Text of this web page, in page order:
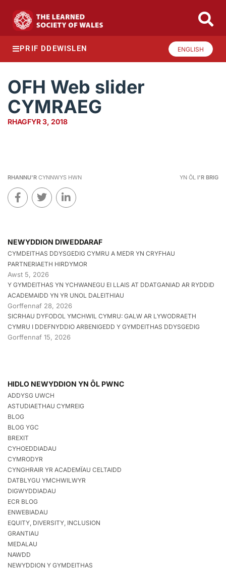
PRIF DDEWISLEN ENGLISH
OFH Web slider
CYMRAEG
RHAGFYR 3, 2018
RHANNU'R CYNNWYS HWN YN ÔL I'R BRIG
NEWYDDION DIWEDDARAF
CYMDEITHAS DDYSGEDIG CYMRU A MEDR YN CRYFHAU
PARTNERIAETH HIRDYMOR
Awst 5, 2026
Y GYMDEITHAS YN YCHWANEGU EI LLAIS AT DDATGANIAD AR RYDDID
ACADEMAIDD YN YR UNOL DALEITHIAU
Gorffennaf 28, 2026
SICRHAU DYFODOL YMCHWIL CYMRU: GALW AR LYWODRAETH
CYMRU I DDEFNYDDIO ARBENIGEDD Y GYMDEITHAS DDYSGEDIG
Gorffennaf 15, 2026
HIDLO NEWYDDION YN ÔL PWNC
ADDYSG UWCH
ASTUDIAETHAU CYMREIG
BLOG
BLOG YGC
BREXIT
CYHOEDDIADAU
CYMRODYR
CYNGHRAIR YR ACADEMÏAU CELTAIDD
DATBLYGU YMCHWILWYR
DIGWYDDIADAU
ECR BLOG
ENWEBIADAU
EQUITY, DIVERSITY, INCLUSION
GRANTIAU
MEDALAU
NAWDD
NEWYDDION Y GYMDEITHAS